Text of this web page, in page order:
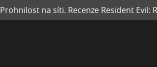
Prohnilost na síti. Recenze Resident Evil: